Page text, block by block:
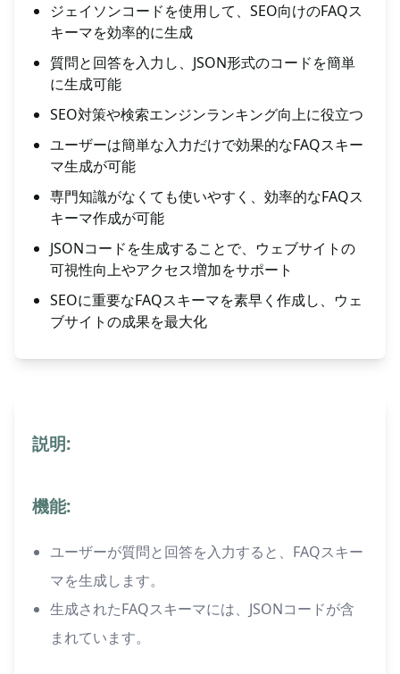
ジェイソンコードを使用して、SEO向けのFAQス
キーマを効率的に生成
質問と回答を入力し、JSON形式のコードを簡単
に生成可能
SEO対策や検索エンジンランキング向上に役立つ
ユーザーは簡単な入力だけで効果的なFAQスキー
マ生成が可能
専門知識がなくても使いやすく、効率的なFAQス
キーマ作成が可能
JSONコードを生成することで、ウェブサイトの
可視性向上やアクセス増加をサポート
SEOに重要なFAQスキーマを素早く作成し、ウェ
ブサイトの成果を最大化
説明:
機能:
ユーザーが質問と回答を入力すると、FAQスキー
マを生成します。
生成されたFAQスキーマには、JSONコードが含
まれています。